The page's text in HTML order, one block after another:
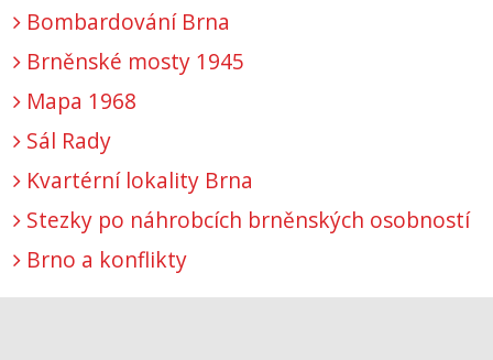
Bombardování Brna
Brněnské mosty 1945
Mapa 1968
Sál Rady
Kvartérní lokality Brna
Stezky po náhrobcích brněnských osobností
Brno a konflikty